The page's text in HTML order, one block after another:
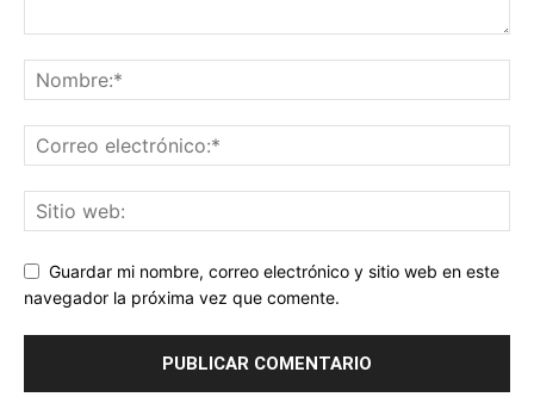
Guardar mi nombre, correo electrónico y sitio web en este
navegador la próxima vez que comente.